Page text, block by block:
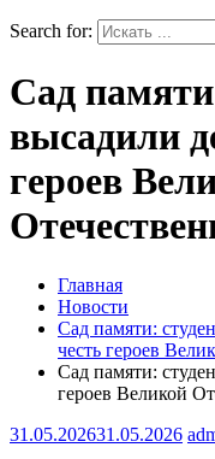
Search for:
Сад
высадили
героев
Главная
Новости
Сад памяти:
честь героев
Сад памяти:
героев Великой
31.05.202631.05.2026